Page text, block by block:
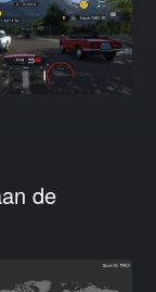
de